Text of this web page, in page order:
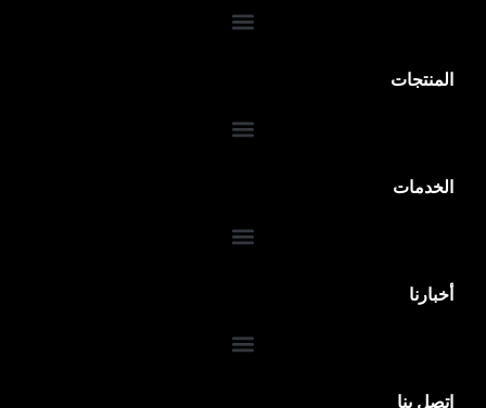
المنتجات
الخدمات
أخبارنا
اتصل بنا